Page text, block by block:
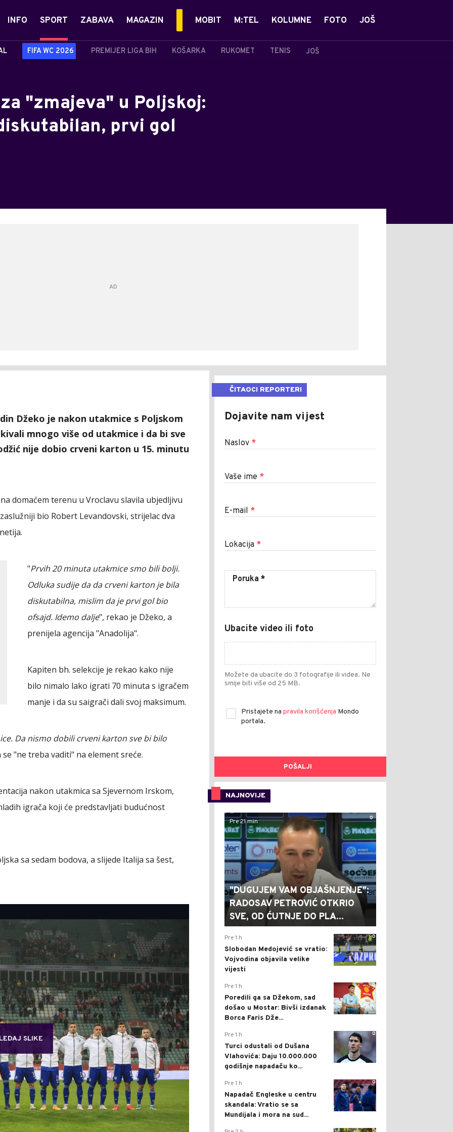
INFO SPORT
FIFA WC 2026 PREMIJER LIGA BIH KOŠARKA RUKOMET TENIS JOŠ
ZABAVA MAGAZIN MOBIT M:TEL KOLUMNE FOTO JOŠ
"zmajeva" u Poljskoj:
prvi gol
Džeko je nakon utakmice s Poljskom
mnogo više od utakmice i da bi sve
nije dobio crveni karton u 15. minutu
domaćem terenu u Vroclavu slavila ubjedljivu
bio Robert Levandovski, strijelac dva
"Prvih 20 minuta utakmice smo bili bolji.
Odluka sudije da da crveni karton je bila
diskutabilna, mislim da je prvi gol bio
ofsajd. Idemo dalje", rekao je Džeko, a
prenijela agencija "Anadolija".
Kapiten bh. selekcije je rekao kako nije
bilo nimalo lako igrati 70 minuta s igračem
manje i da su saigrači dali svoj maksimum.
Da nismo dobili crveni karton sve bi bilo
"ne treba vaditi" na element sreće.
nakon utakmica sa Sjevernom Irskom,
igrača koji će predstavljati budućnost
sa sedam bodova, a slijede Italija sa šest,
SLIKE
ČITAOCI REPORTERI
Dojavite nam vijest
Naslov *
Vaše ime *
E-mail *
Lokacija *
Ubacite video ili foto
Možete da ubacite do 3 fotografije ili videa. Ne
smije biti više od 25 MB.
Pristajete na pravila korišćenja Mondo
portala.
POŠALJI
NAJNOVIJE
0
Pre 21 min
"DUGUJEM VAM OBJAŠNJENJE":
RADOSAV PETROVIĆ OTKRIO
SVE, OD ĆUTNJE DO PLA...
0
Pre 1 h
Slobodan Medojević se vratio:
Vojvodina objavila velike
vijesti
0
Pre 1 h
Poredili ga sa Džekom, sad
došao u Mostar: Bivši izdanak
Borca Faris Dže...
0
Pre 1 h
Turci odustali od Dušana
Vlahovića: Daju 10.000.000
godišnje napadaču ko...
0
Pre 1 h
Napadač Engleske u centru
skandala: Vratio se sa
Mundijala i mora na sud...
0